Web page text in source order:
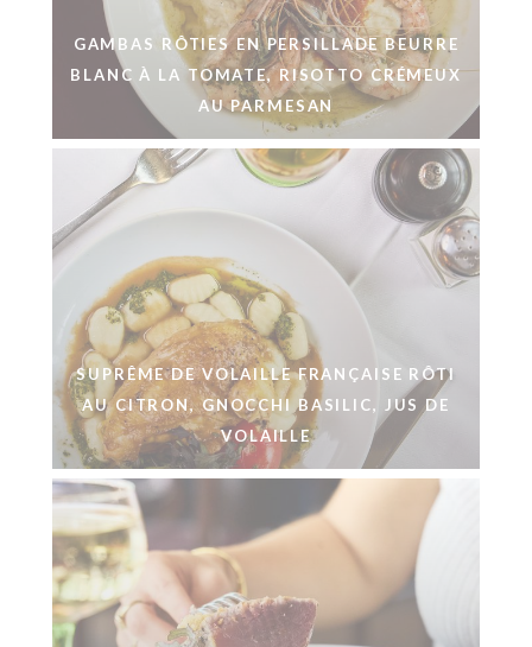
GAMBAS RÔTIES EN PERSILLADE BEURRE
BLANC À LA TOMATE, RISOTTO CRÉMEUX
AU PARMESAN
SUPRÊME DE VOLAILLE FRANÇAISE RÔTI
AU CITRON, GNOCCHI BASILIC, JUS DE
VOLAILLE